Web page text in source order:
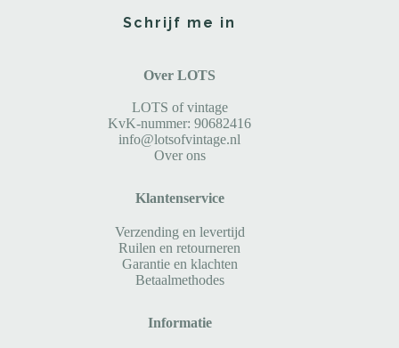
Schrijf me in
Over LOTS
LOTS of vintage
KvK-nummer: 90682416
info@lotsofvintage.nl
Over ons
Klantenservice
Verzending en levertijd
Ruilen en retourneren
Garantie en klachten
Betaalmethodes
Informatie